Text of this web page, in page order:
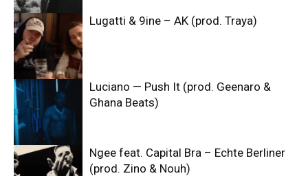
Lugatti & 9ine – AK (prod. Traya)
Luciano — Push It (prod. Geenaro &
Ghana Beats)
Ngee feat. Capital Bra – Echte Berliner
(prod. Zino & Nouh)